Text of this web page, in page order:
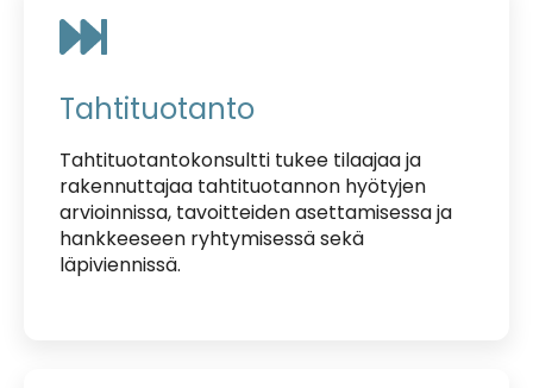
Tahtituotanto
Tahtituotantokonsultti tukee tilaajaa ja
rakennuttajaa tahtituotannon hyötyjen
arvioinnissa, tavoitteiden asettamisessa ja
hankkeeseen ryhtymisessä sekä
läpiviennissä.